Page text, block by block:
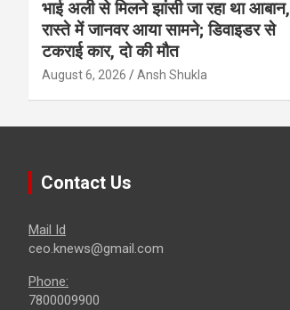
भाई अली से मिलने झांसी जा रहा था आबान,
रास्ते में जानवर आया सामने; डिवाइडर से
टकराई कार, दो की मौत
August 6, 2026 Ansh Shukla
Contact Us
Mail Id
ceo.knews@gmail.com
Phone:
7800009900